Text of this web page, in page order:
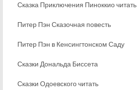
Сказка Приключения Пиноккио читать
Питер Пэн Сказочная повесть
Питер Пэн в Кенсингтонском Саду
Сказки Дональда Биссета
Сказки Одоевского читать